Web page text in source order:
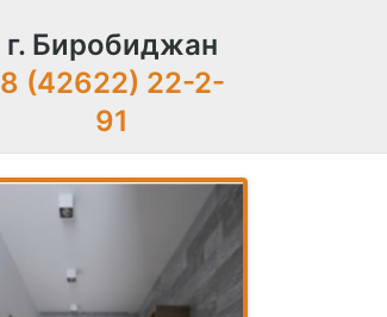
г. Биробиджан
8 (42622) 22-2-
91